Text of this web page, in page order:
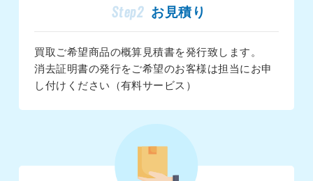
Step2 お見積り
買取ご希望商品の概算見積書を発行致します。
消去証明書の発行をご希望のお客様は担当にお申
し付けください（有料サービス）